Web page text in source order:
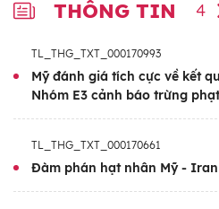
Araghchi xác nhận các
Washington về chương
Tehran là “phức tạp”.
cuộc đàm phán quá
cũng cho biết đã có
triển sau khi Oman đưa
THÔNG TIN 4
TL_THG_TXT_000170993
Mỹ đánh giá tích cực về kết
Nhóm E3 cảnh báo trừng
TL_THG_TXT_000170661
Đàm phán hạt nhân Mỹ -